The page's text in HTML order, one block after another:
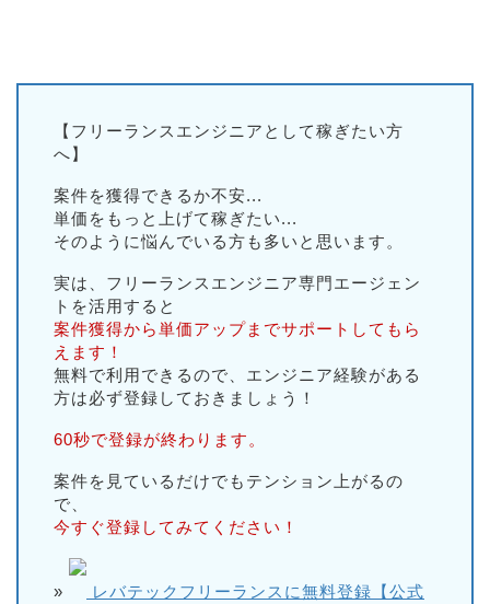
【フリーランスエンジニアとして稼ぎたい方
へ】
案件を獲得できるか不安...
単価をもっと上げて稼ぎたい...
そのように悩んでいる方も多いと思います。
実は、フリーランスエンジニア専門エージェン
トを活用すると
案件獲得から単価アップまでサポートしてもら
えます！
無料で利用できるので、エンジニア経験がある
方は必ず登録しておきましょう！
60秒で登録が終わります。
案件を見ているだけでもテンション上がるの
で、
今すぐ登録してみてください！
»
レバテックフリーランスに無料登録【公式